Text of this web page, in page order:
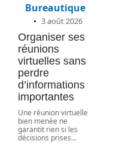
Bureautique
3 août 2026
Organiser ses
réunions
virtuelles sans
perdre
d’informations
importantes
Une réunion virtuelle
bien menée ne
garantit rien si les
décisions prises…